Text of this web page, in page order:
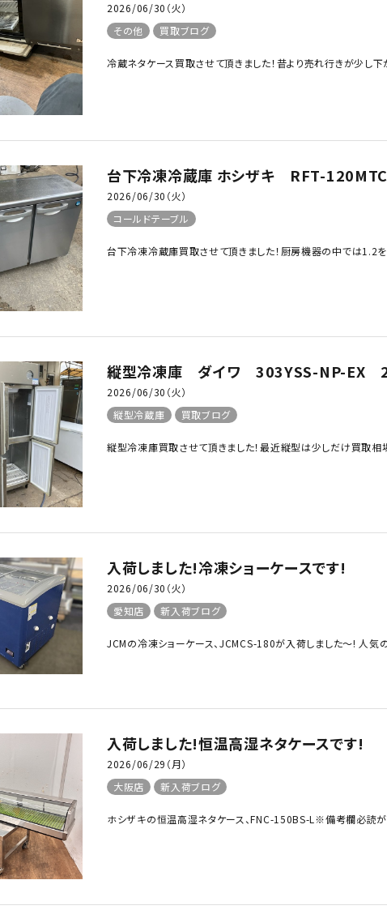
2026/06/30（火）
その他
買取ブログ
冷蔵ネタケース買取させて頂きました！昔より売れ行きが少し
台下冷凍冷蔵庫 ホシザキ RFT-
2026/06/30（火）
コールドテーブル
台下冷凍冷蔵庫買取させて頂きました！厨房機器の中では
縦型冷凍庫 ダイワ 303YSS-NP-EX
2026/06/30（火）
縦型冷蔵庫
買取ブログ
縦型冷凍庫買取させて頂きました！最近縦型は少しだけ買取
入荷しました!冷凍ショーケースです!
2026/06/30（火）
愛知店
新入荷ブログ
JCMの冷凍ショーケース、JCMCS-180が入荷しました～! 人気
入荷しました!恒温高湿ネタケースです!
2026/06/29（月）
大阪店
新入荷ブログ
ホシザキの恒温高湿ネタケース、FNC-150BS-L※備考欄必読